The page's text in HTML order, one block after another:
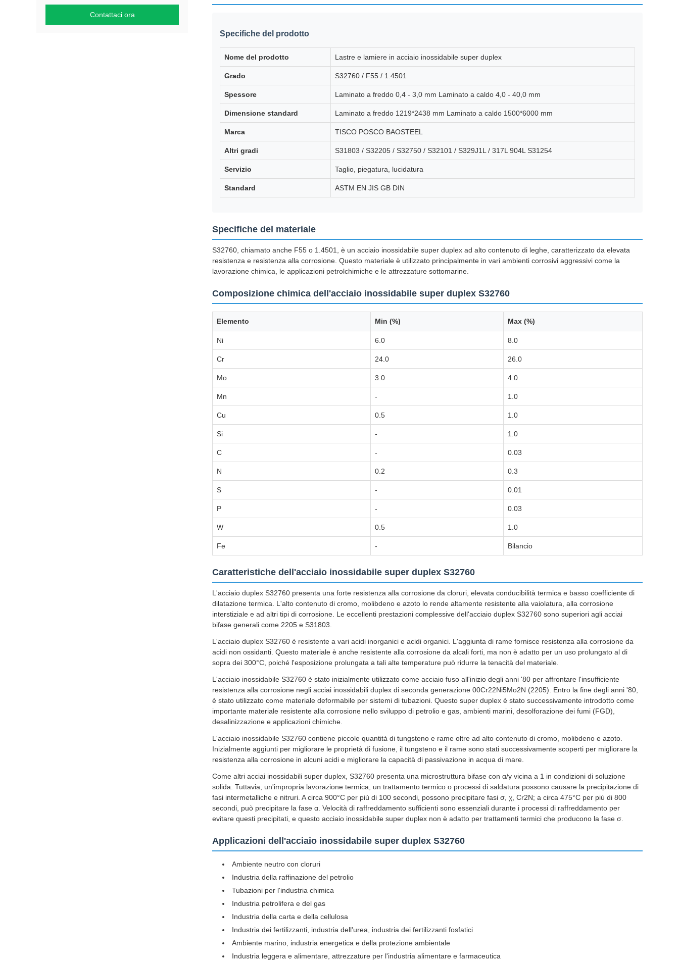
Contattaci ora
Specifiche del prodotto
Nome del prodotto Lastre e lamiere in acciaio inossidabile super duplex
Grado S32760 / F55 / 1.4501
Spessore Laminato a freddo 0,4 - 3,0 mm Laminato a caldo 4,0 - 40,0 mm
Dimensione standard Laminato a freddo 1219*2438 mm Laminato a caldo 1500*6000 mm
Marca TISCO POSCO BAOSTEEL
Altri gradi S31803 / S32205 / S32750 / S32101 / S329J1L / 317L 904L S31254
Servizio Taglio, piegatura, lucidatura
Standard ASTM EN JIS GB DIN
Specifiche del materiale
S32760, chiamato anche F55 o 1.4501, è un acciaio inossidabile super duplex ad alto contenuto di leghe, caratterizzato da elevata
resistenza e resistenza alla corrosione. Questo materiale è utilizzato principalmente in vari ambienti corrosivi aggressivi come la
lavorazione chimica, le applicazioni petrolchimiche e le attrezzature sottomarine.
Composizione chimica dell'acciaio inossidabile super duplex S32760
Elemento Min (%) Max (%)
Ni 6.0 8.0
Cr 24.0 26.0
Mo 3.0 4.0
Mn - 1.0
Cu 0.5 1.0
Si - 1.0
C - 0.03
N 0.2 0.3
S - 0.01
P - 0.03
W 0.5 1.0
Fe - Bilancio
Caratteristiche dell'acciaio inossidabile super duplex S32760
L'acciaio duplex S32760 presenta una forte resistenza alla corrosione da cloruri, elevata conducibilità termica e basso coefficiente di
dilatazione termica. L'alto contenuto di cromo, molibdeno e azoto lo rende altamente resistente alla vaiolatura, alla corrosione
interstiziale e ad altri tipi di corrosione. Le eccellenti prestazioni complessive dell'acciaio duplex S32760 sono superiori agli acciai
bifase generali come 2205 e S31803.
L'acciaio duplex S32760 è resistente a vari acidi inorganici e acidi organici. L'aggiunta di rame fornisce resistenza alla corrosione da
acidi non ossidanti. Questo materiale è anche resistente alla corrosione da alcali forti, ma non è adatto per un uso prolungato al di
sopra dei 300°C, poiché l'esposizione prolungata a tali alte temperature può ridurre la tenacità del materiale.
L'acciaio inossidabile S32760 è stato inizialmente utilizzato come acciaio fuso all'inizio degli anni '80 per affrontare l'insufficiente
resistenza alla corrosione negli acciai inossidabili duplex di seconda generazione 00Cr22Ni5Mo2N (2205). Entro la fine degli anni '80,
è stato utilizzato come materiale deformabile per sistemi di tubazioni. Questo super duplex è stato successivamente introdotto come
importante materiale resistente alla corrosione nello sviluppo di petrolio e gas, ambienti marini, desolforazione dei fumi (FGD),
desalinizzazione e applicazioni chimiche.
L'acciaio inossidabile S32760 contiene piccole quantità di tungsteno e rame oltre ad alto contenuto di cromo, molibdeno e azoto.
Inizialmente aggiunti per migliorare le proprietà di fusione, il tungsteno e il rame sono stati successivamente scoperti per migliorare la
resistenza alla corrosione in alcuni acidi e migliorare la capacità di passivazione in acqua di mare.
Come altri acciai inossidabili super duplex, S32760 presenta una microstruttura bifase con α/γ vicina a 1 in condizioni di soluzione
solida. Tuttavia, un'impropria lavorazione termica, un trattamento termico o processi di saldatura possono causare la precipitazione di
fasi intermetalliche e nitruri. A circa 900°C per più di 100 secondi, possono precipitare fasi σ, χ, Cr2N; a circa 475°C per più di 800
secondi, può precipitare la fase α. Velocità di raffreddamento sufficienti sono essenziali durante i processi di raffreddamento per
evitare questi precipitati, e questo acciaio inossidabile super duplex non è adatto per trattamenti termici che producono la fase σ.
Applicazioni dell'acciaio inossidabile super duplex S32760
Ambiente neutro con cloruri
Industria della raffinazione del petrolio
Tubazioni per l'industria chimica
Industria petrolifera e del gas
Industria della carta e della cellulosa
Industria dei fertilizzanti, industria dell'urea, industria dei fertilizzanti fosfatici
Ambiente marino, industria energetica e della protezione ambientale
Industria leggera e alimentare, attrezzature per l'industria alimentare e farmaceutica